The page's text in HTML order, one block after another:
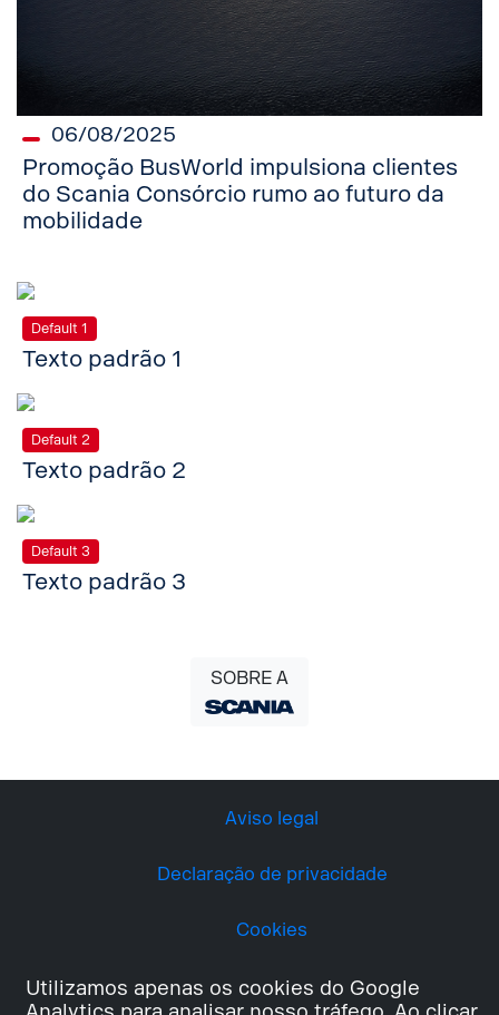
Utilizamos apenas os cookies do Google
06/08/2025
Promoção BusWorld impulsiona clientes
do Scania Consórcio rumo ao futuro da
mobilidade
Default 1
Texto padrão 1
Default 2
Texto padrão 2
Default 3
Texto padrão 3
SOBRE A
Aviso legal
Declaração de privacidade
Cookies